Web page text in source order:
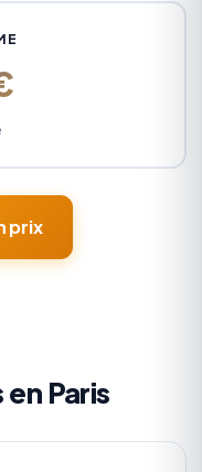
prix
Paris